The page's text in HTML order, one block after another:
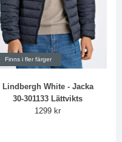
Finns i fler färger
Lindbergh White - Jacka
30-301133 Lättvikts
1299 kr